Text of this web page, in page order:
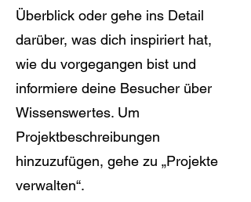
Überblick oder gehe ins Detail
darüber, was dich inspiriert hat,
wie du vorgegangen bist und
informiere deine Besucher über
Wissenswertes. Um
Projektbeschreibungen
hinzuzufügen, gehe zu „Projekte
verwalten“.